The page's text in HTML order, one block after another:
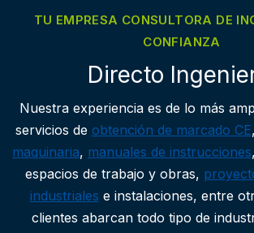
TU EMPRESA CONSULTORA DE
CONFIANZA
Directo
Nuestra experiencia es de lo más
servicios de obtención de marcado CE,
maquinaria, manuales de instrucciones
espacios de trabajo y obras,
industriales e instalaciones, entre
clientes abarcan todo tipo de